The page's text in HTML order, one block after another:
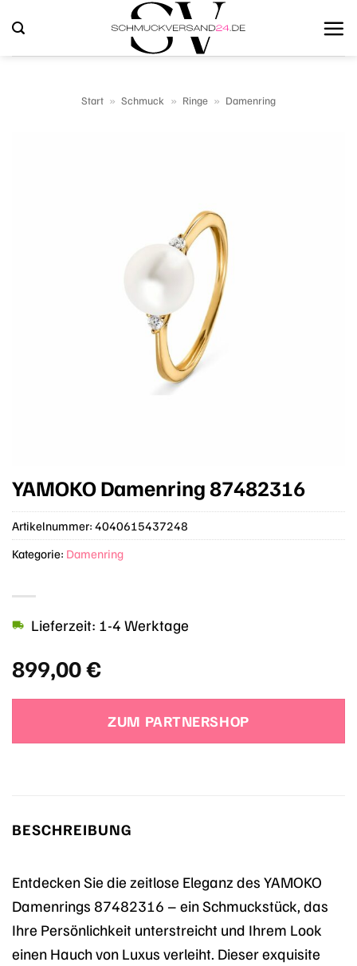
Inhalt
springen
Start » Schmuck » Ringe » Damenring
YAMOKO Damenring 87482316
899,00€
Lieferzeit: 1-4 Werktage
ZUM PARTNERSHOP
Artikelnummer: 4040615437248
Kategorie: Damenring
BESCHREIBUNG
Entdecken Sie die zeitlose Eleganz des YAMOKO
Damenrings 87482316 – ein Schmuckstück, das
Ihre Persönlichkeit unterstreicht und Ihrem Look
einen Hauch von Luxus verleiht. Dieser exquisite